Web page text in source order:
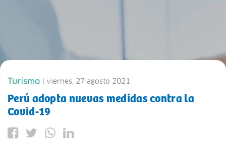
Turismo | viernes, 27 agosto 2021
Perú adopta nuevas medidas contra la
Covid-19